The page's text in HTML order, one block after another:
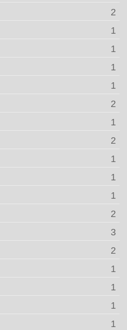
2
1
1
1
1
2
1
2
1
1
1
2
3
2
1
1
1
1